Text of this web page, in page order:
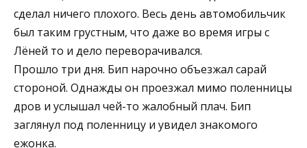
сделал ничего плохого. Весь день автомобильчик
был таким грустным, что даже во время игры с
Лёней то и дело переворачивался.
Прошло три дня. Бип нарочно объезжал сарай
стороной. Однажды он проезжал мимо поленницы
дров и услышал чей-то жалобный плач. Бип
заглянул под поленницу и увидел знакомого
ежонка.